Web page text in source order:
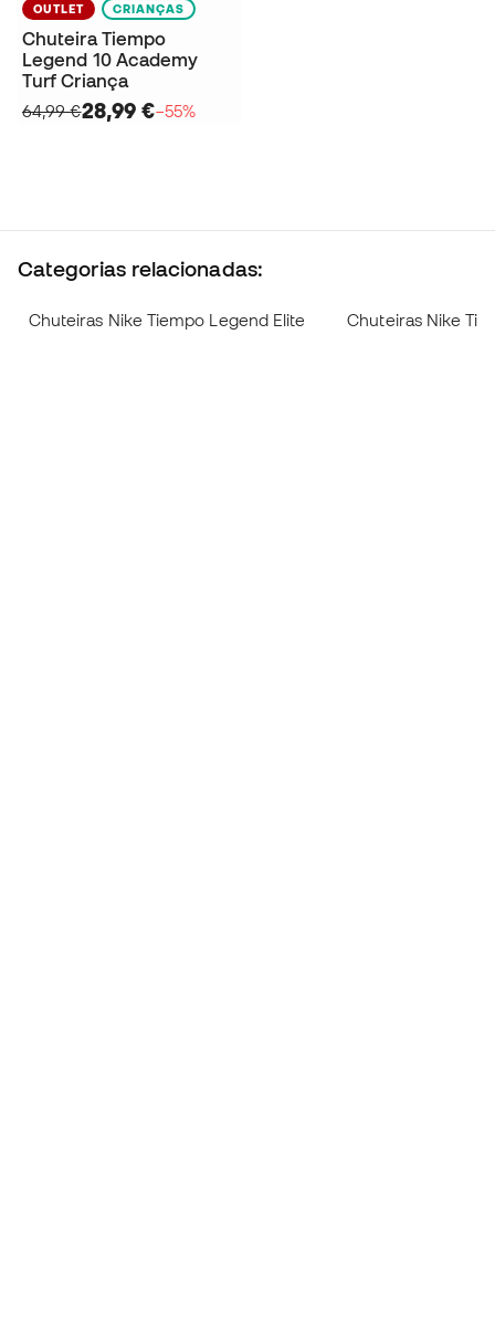
OUTLET CRIANÇAS
Chuteira Tiempo
Legend 10 Academy
Turf Criança
64,99 €28,99 €−55%
Categorias relacionadas:
Chuteiras Nike Tiempo Legend Elite Chuteiras Nike